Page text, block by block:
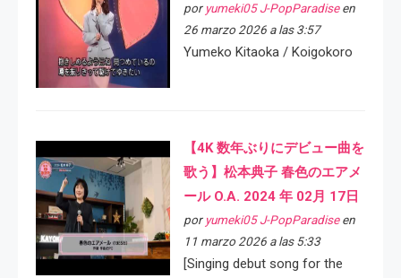
por yumeki05 J-PopParadiseen
26 marzo 2026 a las 3:57
Yumeko Kitaoka / Koigokoro
【4K 数年ぶりにデビュー曲を
歌う】松本典子 春色のエアメ
ール O.A. 2024 年 02月 17日
por yumeki05 J-PopParadiseen
11 marzo 2026 a las 5:33
[Singing debut song for the